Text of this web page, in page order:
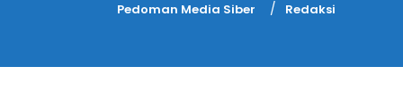
Pedoman Media Siber
Redaksi